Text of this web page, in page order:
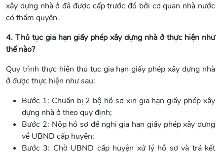
xây dựng nhà ở đã được cấp trước đó bởi cơ quan nhà nước
có thẩm quyền.
4. Thủ tục gia hạn giấy phép xây dựng nhà ở thực hiện như
thế nào?
Quy trình thực hiện thủ tục gia hạn giấy phép xây dựng nhà
ở được thực hiện như sau:
Bước 1: Chuẩn bị 2 bộ hồ sơ xin gia hạn giấy phép xây
dựng nhà ở theo quy định;
Bước 2: Nộp hồ sơ đề nghị gia hạn giấy phép xây dựng
về UBND cấp huyện;
Bước 3: Chờ UBND cấp huyện xử lý hồ sơ và trả kết